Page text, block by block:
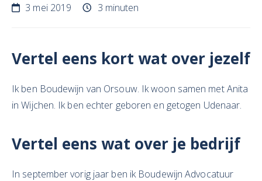
3 mei 2019 3 minuten
Vertel eens kort wat over jezelf
Ik ben Boudewijn van Orsouw. Ik woon samen met Anita
in Wijchen. Ik ben echter geboren en getogen Udenaar.
Vertel eens wat over je bedrijf
In september vorig jaar ben ik Boudewijn Advocatuur